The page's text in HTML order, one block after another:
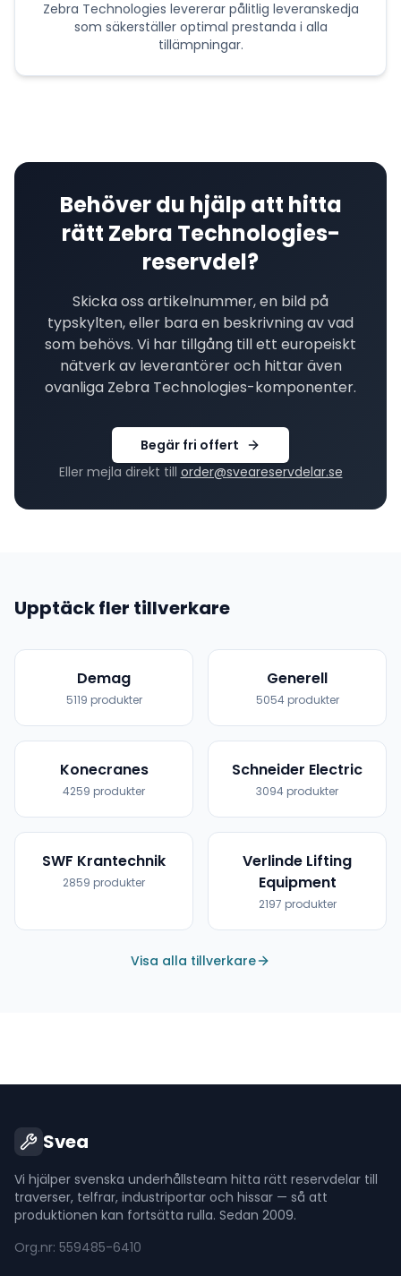
Zebra Technologies levererar pålitlig leveranskedja
som säkerställer optimal prestanda i alla
tillämpningar.
Behöver du hjälp att hitta
rätt Zebra Technologies-
reservdel?
Skicka oss artikelnummer, en bild på
typskylten, eller bara en beskrivning av vad
som behövs. Vi har tillgång till ett europeiskt
nätverk av leverantörer och hittar även
ovanliga Zebra Technologies-komponenter.
Begär fri offert
Eller mejla direkt till order@sveareservdelar.se
Upptäck fler tillverkare
Demag
5119 produkter
Generell
5054produkter
Konecranes
4259 produkter
Schneider Electric
3094 produkter
SWF Krantechnik
2859 produkter
Verlinde Lifting
Equipment
2197 produkter
Visa alla tillverkare
Svea
Vi hjälper svenska underhållsteam hitta rätt reservdelar till
traverser, telfrar, industriportar och hissar — så att
produktionen kan fortsätta rulla. Sedan 2009.
Org.nr: 559485-6410